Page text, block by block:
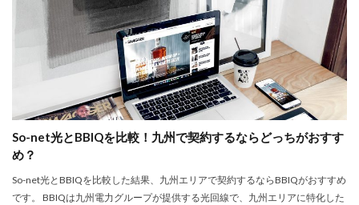
So-net光とBBIQを比較！九州で契約するならどっちがおすす
め？
So-net光とBBIQを比較した結果、九州エリアで契約するならBBIQがおすすめ
です。 BBIQは九州電力グループが提供する光回線で、九州エリアに特化した